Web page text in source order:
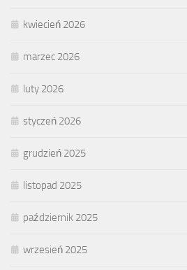
kwiecień 2026
marzec 2026
luty 2026
styczeń 2026
grudzień 2025
listopad 2025
październik 2025
wrzesień 2025